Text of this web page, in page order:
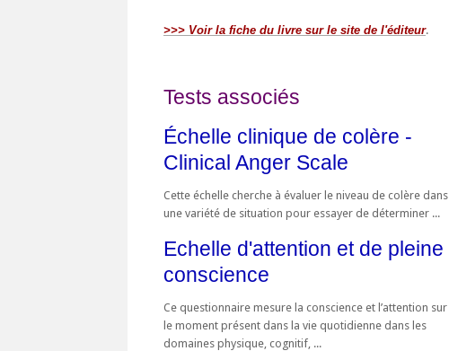
>>> Voir la fiche du livre sur le site de l'éditeur.
Tests associés
Échelle clinique de colère -
Clinical Anger Scale
Cette échelle cherche à évaluer le niveau de colère dans
une variété de situation pour essayer de déterminer ...
Echelle d'attention et de pleine
conscience
Ce questionnaire mesure la conscience et l’attention sur
le moment présent dans la vie quotidienne dans les
domaines physique, cognitif, ...